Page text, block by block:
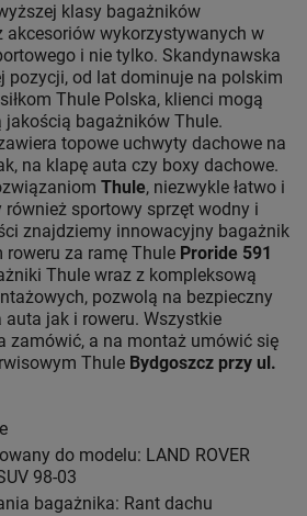
klasy bagażników
akcesoriów wykorzystywanych w
i nie tylko. Skandynawska
pozycji, od lat dominuje na polskim
Thule Polska, klienci mogą
bagażników Thule.
topowe uchwyty dachowe na
na klapę auta czy boxy dachowe.
Thule, niezwykle łatwo i
sportowy sprzęt wodny i
znajdziemy innowacyjny bagażnik
za ramę Thule Proride 591
Thule wraz z kompleksową
pozwolą na bezpieczny
jak i roweru. Wszystkie
zamówić, a na montaż umówić się
Thule Bydgoszcz przy ul.
do modelu: LAND ROVER
98-03
bagażnika: Rant dachu